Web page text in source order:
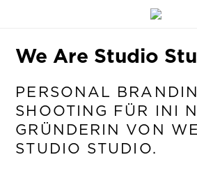
We Are Studio
PERSONAL
SHOOTING FÜR INI
GRÜNDERIN VON
STUDIO STUDIO.